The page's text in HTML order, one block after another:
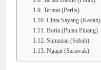
Terinai (Perlis)
Cinta Sayang (Kedah)
Boria (Pulau Pinang)
Sumazau (Sabah)
Ngajat (Sarawak)